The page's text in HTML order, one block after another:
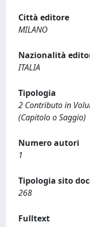
Città editore
MILANO
Nazionalità
ITALIA
Tipologia
2 Contributo in
(Capitolo o Saggio)
Numero autori
1
Tipologia sito
268
Fulltext